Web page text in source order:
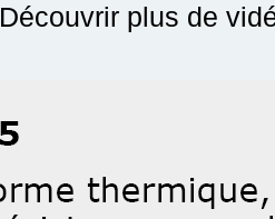
Découvrir plus de